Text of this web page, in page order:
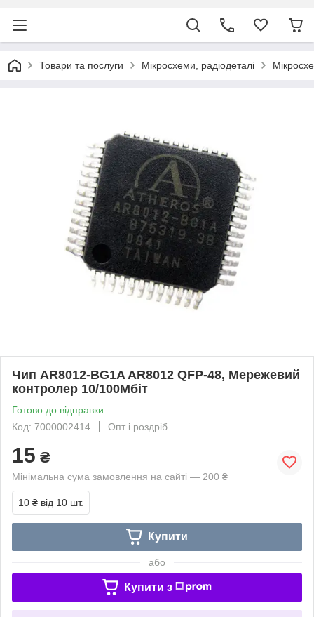
Товари та послуги Мікросхеми, радіодеталі
Чип AR8012-BG1A AR8012 QFP-48, Мережевий
контролер 10/100Мбіт
Готово до відправки
Код: 7000002414
Опт і роздріб
15 ₴
Мінімальна сума замовлення на сайті — 200 ₴
10 ₴ від 10 шт.
Купити
або
Купити з